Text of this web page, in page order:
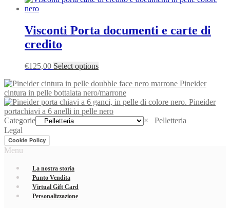
Visconti Porta documenti e carte di
credito
€125,00 Select options
Pineider
cintura in pelle bottalata nero/marrone
Pineider
portachiavi a 6 anelli in pelle nero
Categorie
× Pelletteria
Legal
Cookie Policy
Menu
La nostra storia
Punto Vendita
Virtual Gift Card
Personalizzazione